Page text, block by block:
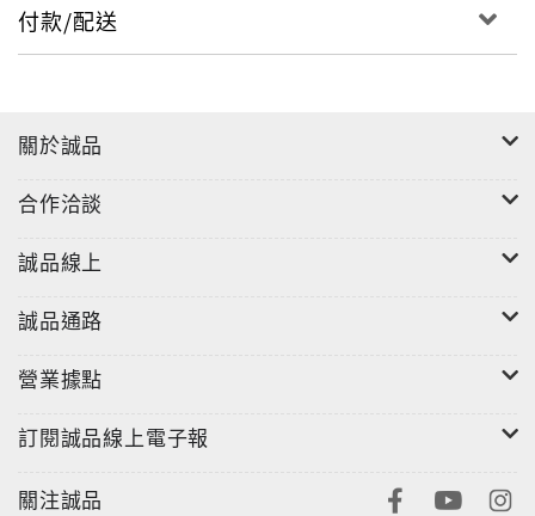
付款/配送
關於誠品
合作洽談
誠品線上
誠品通路
營業據點
訂閱誠品線上電子報
關注誠品